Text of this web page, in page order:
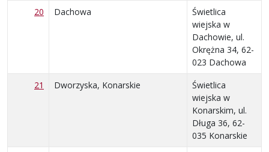
20
Dachowa
Świetlica
wiejska w
Dachowie, ul.
Okrężna 34, 62-
023 Dachowa
21
Dworzyska, Konarskie
Świetlica
wiejska w
Konarskim, ul.
Długa 36, 62-
035 Konarskie